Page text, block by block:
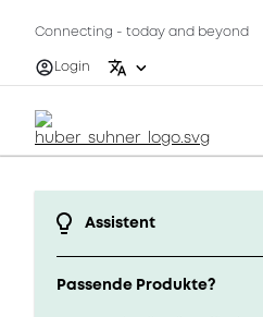
Connecting - today and beyond
Login
Assistent
Passende Produkte?